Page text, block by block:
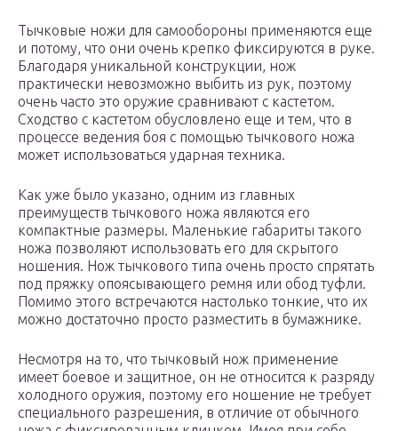
Тычковые ножи для самообороны применяются еще
и потому, что они очень крепко фиксируются в руке.
Благодаря уникальной конструкции, нож
практически невозможно выбить из рук, поэтому
очень часто это оружие сравнивают с кастетом.
Сходство с кастетом обусловлено еще и тем, что в
процессе ведения боя с помощью тычкового ножа
может использоваться ударная техника.
Как уже было указано, одним из главных
преимуществ тычкового ножа являются его
компактные размеры. Маленькие габариты такого
ножа позволяют использовать его для скрытого
ношения. Нож тычкового типа очень просто спрятать
под пряжку опоясывающего ремня или обод туфли.
Помимо этого встречаются настолько тонкие, что их
можно достаточно просто разместить в бумажнике.
Несмотря на то, что тычковый нож применение
имеет боевое и защитное, он не относится к разряду
холодного оружия, поэтому его ношение не требует
специального разрешения, в отличие от обычного